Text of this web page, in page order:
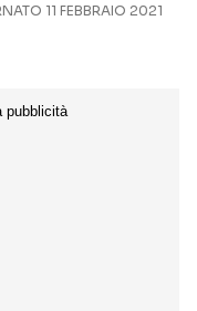
11 FEBBRAIO 2021